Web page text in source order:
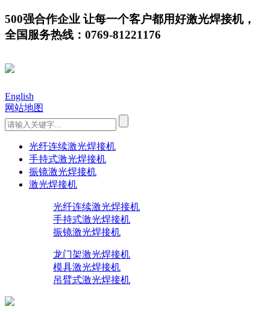
500强合作企业 让每一个客户都用好激光焊接机，
全国服务热线：0769-81221176
English
网站地图
光纤连续激光焊接机
手持式激光焊接机
振镜激光焊接机
激光焊接机
光纤连续激光焊接机
手持式激光焊接机
振镜激光焊接机
龙门架激光焊接机
模具激光焊接机
吊臂式激光焊接机